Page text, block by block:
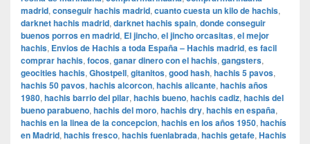
madrid, conseguir hachis madrid, cuanto cuesta un kilo de hachis,
darknet hachis madrid, darknet hachis spain, donde conseguir
buenos porros en madrid, El jincho, el jincho orcasitas, el mejor
hachis, Envios de Hachis a toda España – Hachis madrid, es facil
comprar hachis, focos, ganar dinero con el hachis, gangsters,
geocities hachis, Ghostpell, gitanitos, good hash, hachis 5 pavos,
hachis 50 pavos, hachis alcorcon, hachis alicante, hachis años
1980, hachis barrio del pilar, hachis bueno, hachis cadiz, hachis del
bueno parabueno, hachis del moro, hachis dry, hachis en españa,
hachis en la linea de la concepcion, hachis en los años 1950, hachís
en Madrid, hachis fresco, hachis fuenlabrada, hachis getafe, Hachis